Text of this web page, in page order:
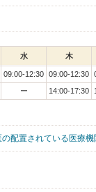
水 木
09:00-12:30 09:00-12:30
ー 14:00-17:30
配置されている医療機